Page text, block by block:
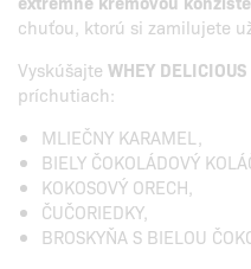
chuťou, ktorú si zamilujete
Vyskúšajte WHEY
príchutiach:
MLIEČNY KARAMEL,
BIELY ČOKOLÁDOVÝ
KOKOSOVÝ ORECH,
ČUČORIEDKY,
BROSKYŇA S BIELOU